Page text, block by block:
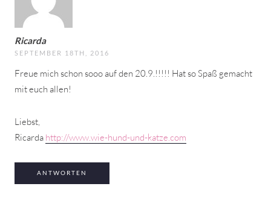
Ricarda
SEPTEMBER 18TH, 2016
Freue mich schon sooo auf den 20.9.!!!!! Hat so Spaß gemacht
mit euch allen!
Liebst,
Ricarda http://www.wie-hund-und-katze.com
ANTWORTEN